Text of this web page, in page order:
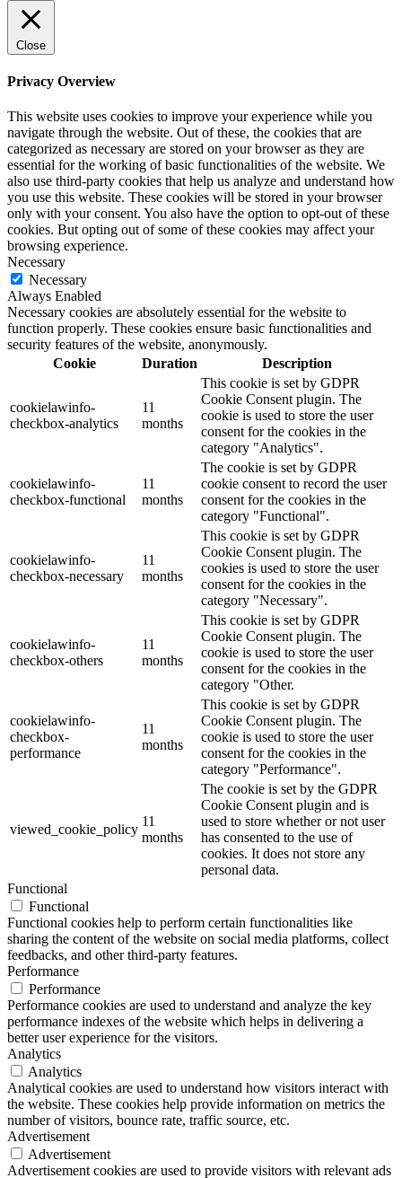
Close
Privacy Overview
This website uses cookies to improve your experience while you
navigate through the website. Out of these, the cookies that are
categorized as necessary are stored on your browser as they are
essential for the working of basic functionalities of the website. We
also use third-party cookies that help us analyze and understand how
you use this website. These cookies will be stored in your browser
only with your consent. You also have the option to opt-out of these
cookies. But opting out of some of these cookies may affect your
browsing experience.
Necessary
Necessary
Always Enabled
Necessary cookies are absolutely essential for the website to
function properly. These cookies ensure basic functionalities and
security features of the website, anonymously.
Cookie
Duration Description
cookielawinfo-
checkbox-analytics
11
months
This cookie is set by GDPR
Cookie Consent plugin. The
cookie is used to store the user
consent for the cookies in the
category "Analytics".
cookielawinfo-
checkbox-functional
11
months
The cookie is set by GDPR
cookie consent to record the user
consent for the cookies in the
category "Functional".
cookielawinfo-
checkbox-necessary
11
months
This cookie is set by GDPR
Cookie Consent plugin. The
cookies is used to store the user
consent for the cookies in the
category "Necessary".
cookielawinfo-
checkbox-others
11
months
This cookie is set by GDPR
Cookie Consent plugin. The
cookie is used to store the user
consent for the cookies in the
category "Other.
cookielawinfo-
checkbox-
performance
11
months
This cookie is set by GDPR
Cookie Consent plugin. The
cookie is used to store the user
consent for the cookies in the
category "Performance".
viewed_cookie_policy
11
months
The cookie is set by the GDPR
Cookie Consent plugin and is
used to store whether or not user
has consented to the use of
cookies. It does not store any
personal data.
Functional
Functional
Functional cookies help to perform certain functionalities like
sharing the content of the website on social media platforms, collect
feedbacks, and other third-party features.
Performance
Performance
Performance cookies are used to understand and analyze the key
performance indexes of the website which helps in delivering a
better user experience for the visitors.
Analytics
Analytics
Analytical cookies are used to understand how visitors interact with
the website. These cookies help provide information on metrics the
number of visitors, bounce rate, traffic source, etc.
Advertisement
Advertisement
Advertisement cookies are used to provide visitors with relevant ads